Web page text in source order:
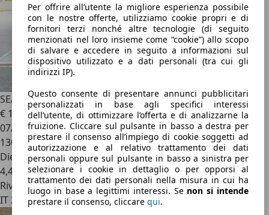
Per offrire all’utente la migliore esperienza possibile
con le nostre offerte, utilizziamo cookie propri e di
fornitori terzi nonché altre tecnologie (di seguito
menzionati nel loro insieme come “cookie”) allo scopo
di salvare e accedere in seguito a informazioni sul
dispositivo utilizzato e a dati personali (tra cui gli
indirizzi IP).
Questo consente di presentare annunci pubblicitari
personalizzati in base agli specifici interessi
dell’utente, di ottimizzare l’offerta e di analizzarne la
fruizione. Cliccare sul pulsante in basso a destra per
prestare il consenso all’impiego di cookie soggetti ad
autorizzazione e al relativo trattamento dei dati
personali oppure sul pulsante in basso a sinistra per
selezionare i cookie in dettaglio o per opporsi al
trattamento dei dati personali nella misura in cui ha
luogo in base a legittimi interessi. Se non si intende
prestare il consenso, cliccare qui.
SEAT LeonLeon III 2017 2.0 tdi Black Edition 150cv dsg
€ 12.500
07/2020
130.000 km
Diesel
4,4 l/100 km (comb.)
Rivenditore
IT 20093